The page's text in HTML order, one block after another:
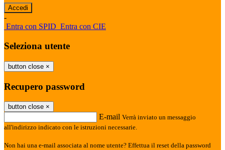
-
Entra con SPID Entra con CIE
Seleziona utente
button close ×
Recupero password
button close ×
E-mail Verrà inviato un messaggio
all'indirizzo indicato con le istruzioni necessarie.
Non hai una e-mail associata al nome utente? Effettua il reset della password